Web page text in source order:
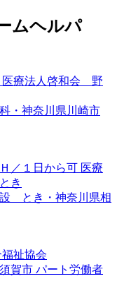
ムヘルパ
医療法人啓和会 野
・神奈川県川崎市
１日から可 医療
き
とき・神奈川県相
祉協会
賀市 パート労働者